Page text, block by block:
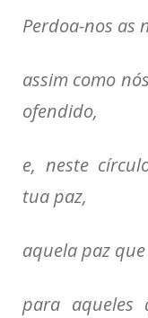
Perdoa-nos as
assim como
ofendido,
e, neste
tua paz,
aquela paz
para aqueles